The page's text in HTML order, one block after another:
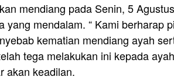
mendiang pada Senin, 5
yang mendalam. “ Kami berharap
kematian mendiang ayah
tega melakukan ini kepada
akan keadilan.